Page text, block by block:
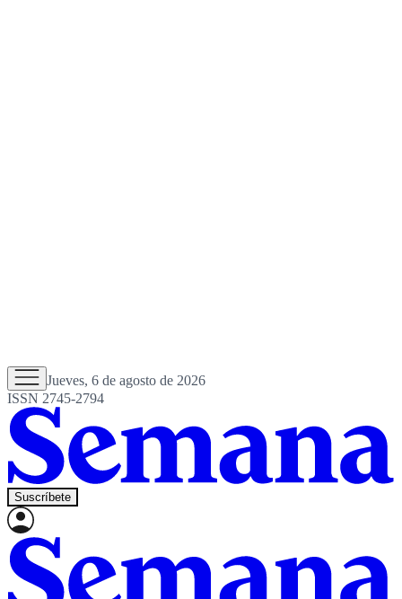
Jueves, 6 de agosto de 2026
ISSN 2745-2794
Suscríbete